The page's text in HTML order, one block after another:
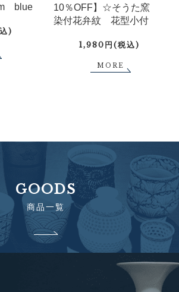
blue
)
10％OFF】☆そうた窯
染付花弁紋 花型小付
1,980円(税込)
MORE
GOODS
商品一覧